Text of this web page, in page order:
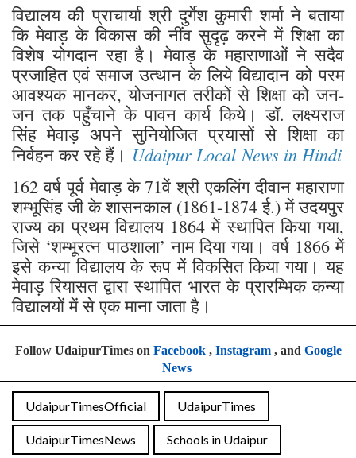
विद्यालय की प्राचार्या श्री दुर्गेश कुमारी शर्मा ने बताया
कि मेवाड़ के विकास की नींव सुदृढ़ करने में शिक्षा का
विशेष योगदान रहा है। मेवाड़ के महाराणाओं ने सदैव
प्रजाहित एवं समाज उत्थान के लिये विद्यादान को परम
आवश्यक मानकर, योजनागत तरीकों से शिक्षा को जन-
जन तक पहुँचाने के पावन कार्य किये। डॉ. लक्ष्यराज
सिंह मेवाड़ अपने सुनियोजित प्रयासों से शिक्षा का
निर्वहन कर रहे हैं। Udaipur Local News in Hindi
162 वर्ष पूर्व मेवाड़ के 71वें श्री एकलिंग दीवान महाराणा
शम्भूसिंह जी के शासनकाल (1861-1874 ई.) में उदयपुर
राज्य का प्रथम विद्यालय 1864 में स्थापित किया गया,
जिसे ‘शम्भूरत्न पाठशाला’ नाम दिया गया। वर्ष 1866 में
इसे कन्या विद्यालय के रूप में विकसित किया गया। यह
मेवाड़ रियासत द्वारा स्थापित भारत के प्रारम्भिक कन्या
विद्यालयों में से एक माना जाता है।
Follow UdaipurTimes on Facebook, Instagram, and Google
News
UdaipurTimesOfficial UdaipurTimes
UdaipurTimesNews Schools in Udaipur